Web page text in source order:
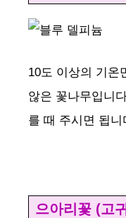
10도 이상의 기온
않은 꽃나무입니
를 때 주시면 됩니
으아리꽃 (고